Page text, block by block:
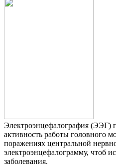
Электроэнцефалография (ЭЭГ)
активность работы головного
поражениях центральной
электроэнцефалограмму, чтоб
заболевания.